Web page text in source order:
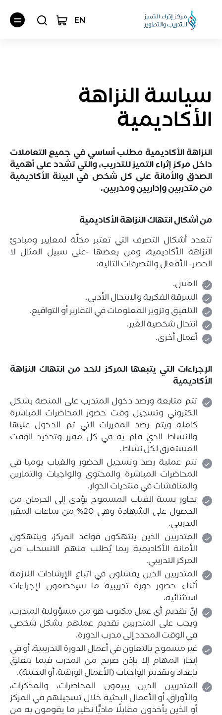
EN
سياسة النزاهة
الأكاديمية
النزاهة الأكاديمية مطلب أساسي في جميع التعاملات
داخل مركز إثراء التميز للتدريب، والتي تشدد على أهمية
الصدق والأمانة على كل شخص في البيئة الأكاديمية
من متدربين وإداريين ومدربين.
من أشكال انتهاك النزاهة الأكاديمية
تتعدد أشكال التصرف التي تعتبر مخلّة لمعايير ومبادئ
النزاهة الأكاديمية، ومن بعضها -على سبيل المثال لا
الحصر- الأفعال والتصرفات التالية:
الغش.
السرقة الفكرية والانتحال الأدبي.
التلفيق وتزوير المعلومات في التقارير أو التواقيع.
انتحال شخصية الغير.
أعمال أخرى.
الإجراءات التي يتبعها المركز للحد من انتهاك النزاهة
الأكاديمية
تتم متابعة ورصد دخول المتدرب على المنصة بشكل
الكتروني وتسجيل وقت حضور المحاضرات المباشرة
كاملة ويتم رصد المقررات التي تم الدخول عليها
والنشاط الذي قام به في كل مقرر وتحديد الوقت
المستغرق لكل نشاط.
تتم عملية رصد وتسجيل الحضور والغياب يوميا في
المحاضرات المباشرة والمحتوى والواجبات والتمارين
والمناقشات في منتديات الحوار.
تجاوز نسبة الغياب المسموح يؤدي إلى الحرمان من
الحصول على الشهادة وهي 20% من ساعات المقرر
التدريبي.
المتدربين الذين ينتهكون قواعد المركز، وينتهكون
الأمانة الأكاديمية ربما يُطلب منهم الانسحاب من
المركز التدريبي.
المتدربين الذين يفشلون في اتباع الإرشادات اللازمة
أثناء حضور دورة تدريبية ما سيخضعون لإجراءات
استثنائية.
إنّ تقديم أي عمل مكتوب هو من مسؤولية المتدرب،
ويجب على المتدربين تقديم عملهم بشكل شخصي
في الوقت المحدد إلى مدرب الدورة.
غير مسموح بالتعاون في أعمال الدورة التدريبية، أو في
إنجاز المهام إلا بإذن صريح من المدرب فيما يتعلق
بإعداد وتقديم الواجبات (الأعمال الورقية، أو البحثية).
المتدربين الذين يبيعون المحاضرات، والمذكرات،
والأوراق، أو الأعمال البحثية خلال تسجيلهم في المركز
أو الذين يأخذون مقابلًا ماديًّا نظير ما يقومون به من